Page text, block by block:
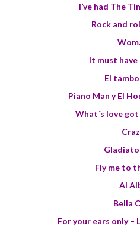
I’ve had The
Rock and
It must have
El
Piano Man y El
What´s love
Fly me to
Al
Bella
For your ears only –